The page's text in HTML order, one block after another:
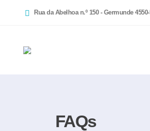
Rua da Abelhoa n.º 150 - Germunde
FAQs